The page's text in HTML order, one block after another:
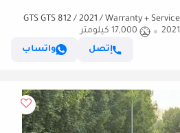
2021
17,000 كيلومتر
إتصل
واتساب